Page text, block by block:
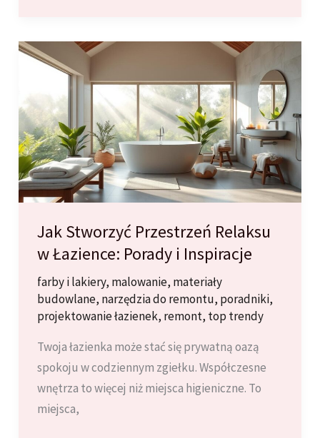
(klipsy):
Jak
glazurnik-
amator
może
uzyskać
idealną
płaszczyznę?
Jak Stworzyć Przestrzeń Relaksu
w Łazience: Porady i Inspiracje
farby i lakiery, malowanie, materiały
budowlane, narzędzia do remontu, poradniki,
projektowanie łazienek, remont, top trendy
Twoja łazienka może stać się prywatną oazą
spokoju w codziennym zgiełku. Współczesne
wnętrza to więcej niż miejsca higieniczne. To
miejsca,